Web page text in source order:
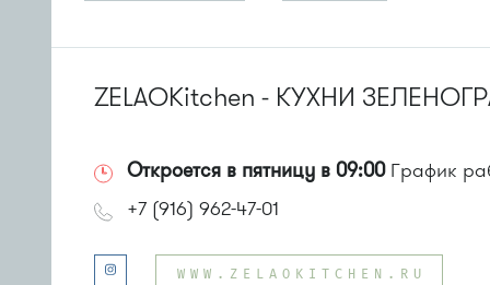
ZELAOKitchen - КУХНИ
Откроется в пятницу в 09:00График
+7 (916) 962-47-01
WWW.ZELAOKITCHEN.RU